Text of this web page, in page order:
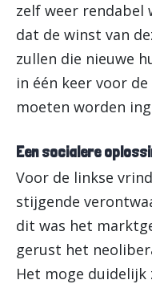
zelf weer rendabel
dat de winst van
zullen die nieuwe
in één keer voor
moeten worden
Een socialere
Voor de linkse
stijgende
dit was het
gerust het
Het moge